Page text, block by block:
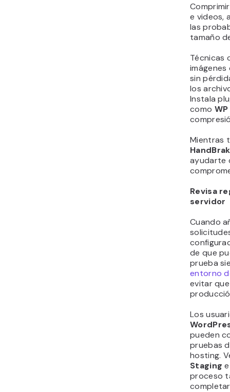
e videos,
las
tamaño
Técnicas
sin
los
Instala
como
Mientras
ayudarte
Revisa
servidor
Cuando
de que
prueba
entorno
evitar
Los
pueden
pruebas
hosting.
Staging
proceso